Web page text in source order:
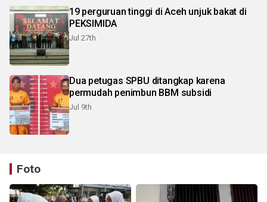
19 perguruan tinggi di Aceh unjuk bakat di
PEKSIMIDA
Jul 27th
Dua petugas SPBU ditangkap karena
permudah penimbun BBM subsidi
Jul 9th
Foto